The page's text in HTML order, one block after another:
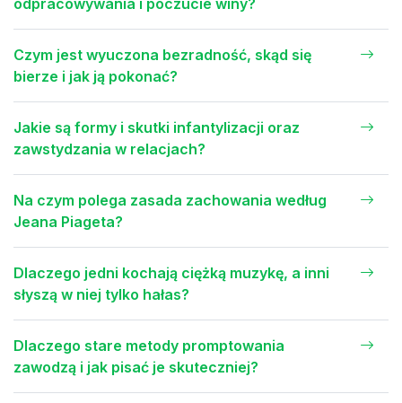
odpracowywania i poczucie winy?
Czym jest wyuczona bezradność, skąd się
bierze i jak ją pokonać?
Jakie są formy i skutki infantylizacji oraz
zawstydzania w relacjach?
Na czym polega zasada zachowania według
Jeana Piageta?
Dlaczego jedni kochają ciężką muzykę, a inni
słyszą w niej tylko hałas?
Dlaczego stare metody promptowania
zawodzą i jak pisać je skuteczniej?